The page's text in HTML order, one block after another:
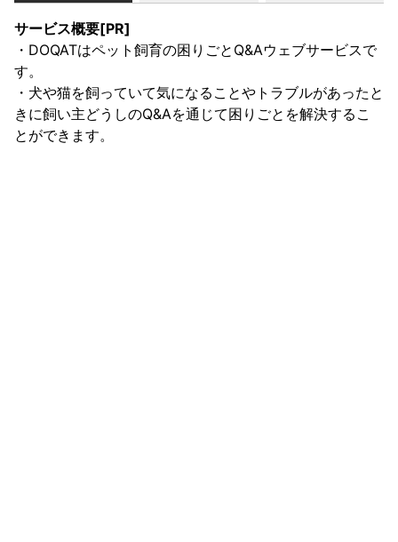
サービス概要[PR]
・DOQATはペット飼育の困りごとQ&Aウェブサービスで
す。
・犬や猫を飼っていて気になることやトラブルがあったと
きに飼い主どうしのQ&Aを通じて困りごとを解決するこ
とができます。